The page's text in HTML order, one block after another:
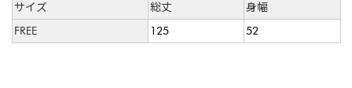
サイズ 総丈
身幅
FREE
125 52